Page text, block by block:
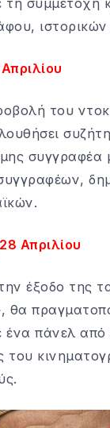
τη συμμετοχή
ιστορικών
του
συγγραφέα
Απριλίου
έξοδο της
θα
πάνελ από
του